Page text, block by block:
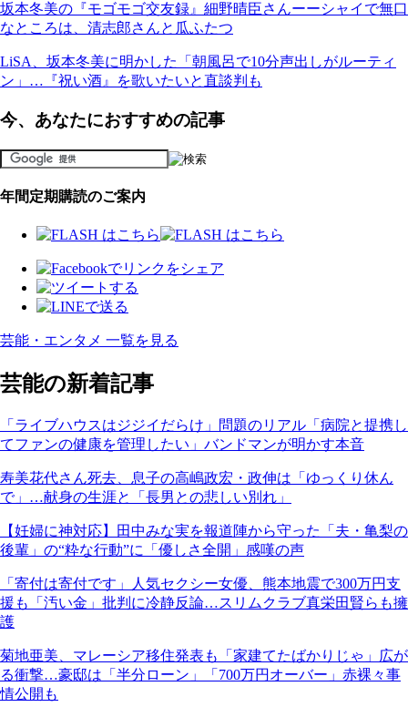
坂本冬美の『モゴモゴ交友録』細野晴臣さんーーシャイで無口
なところは、清志郎さんと瓜ふたつ
LiSA、坂本冬美に明かした「朝風呂で10分声出しがルーティ
ン」…『祝い酒』を歌いたいと直談判も
今、あなたにおすすめの記事
年間定期購読のご案内
芸能・エンタメ 一覧を見る
芸能の新着記事
「ライブハウスはジジイだらけ」問題のリアル「病院と提携し
てファンの健康を管理したい」バンドマンが明かす本音
寿美花代さん死去、息子の高嶋政宏・政伸は「ゆっくり休ん
で」…献身の生涯と「長男との悲しい別れ」
【妊婦に神対応】田中みな実を報道陣から守った「夫・亀梨の
後輩」の“粋な行動”に「優しさ全開」感嘆の声
「寄付は寄付です」人気セクシー女優、熊本地震で300万円支
援も「汚い金」批判に冷静反論…スリムクラブ真栄田賢らも擁
護
菊地亜美、マレーシア移住発表も「家建てたばかりじゃ」広が
る衝撃…豪邸は「半分ローン」「700万円オーバー」赤裸々事
情公開も